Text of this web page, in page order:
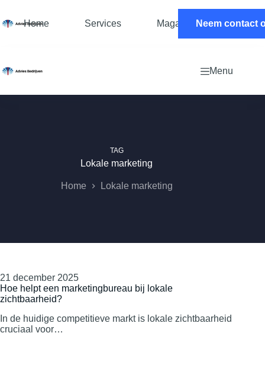
de
Home Services MagazineNeem contact
Menu
TAG
Lokale marketing
Home Lokale marketing
21 december 2025
Hoe helpt een marketingbureau bij lokale
zichtbaarheid?
In de huidige competitieve markt is lokale zichtbaarheid
cruciaal voor…